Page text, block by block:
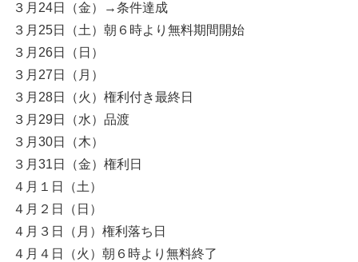
３月24日（金）→条件達成
３月25日（土）朝６時より無料期間開始
３月26日（日）
３月27日（月）
３月28日（火）権利付き最終日
３月29日（水）品渡
３月30日（木）
３月31日（金）権利日
４月１日（土）
４月２日（日）
４月３日（月）権利落ち日
４月４日（火）朝６時より無料終了